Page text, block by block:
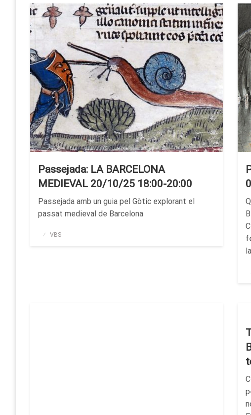
Passejada: LA BARCELONA
MEDIEVAL 20/10/25 18:00-20:00
Passejada amb un guia pel Gòtic explorant el
passat medieval de Barcelona
Publicado
VBS